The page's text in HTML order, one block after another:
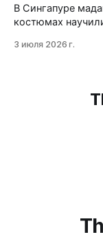
В Сингапуре
костюмах
скорость до 78
3 июля 2026 г.